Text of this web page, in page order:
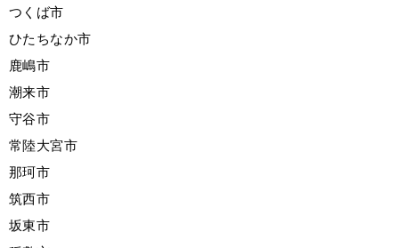
つくば市
ひたちなか市
鹿嶋市
潮来市
守谷市
常陸大宮市
那珂市
筑西市
坂東市